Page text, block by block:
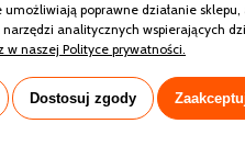
Jak kupować?
Częste pytania
Regulamin
poprawne działanie
analitycznych wspierających
w naszej Polityce prywatności.
Dostosuj zgody